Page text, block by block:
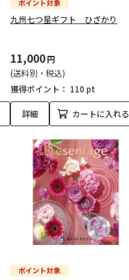
九州七つ星ギフト ひざかり
11,000円
(送料別・税込)
獲得ポイント： 110 pt
詳細 カートに入れる